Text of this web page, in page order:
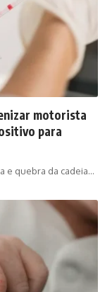
motorista
para
e quebra da cadeia…